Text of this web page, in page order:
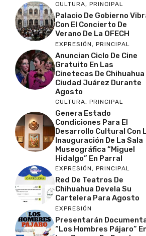
CULTURA, PRINCIPAL
Palacio De Gobierno
Con El Concierto De
Verano De La OFECH
EXPRESIÓN, PRINCIPAL
Anuncian Ciclo De Cine
Gratuito En Las
Cinetecas De Chihuahua
Ciudad Juárez Durante
Agosto
CULTURA, PRINCIPAL
Genera Estado
Condiciones Para El
Desarrollo Cultural Con
Inauguración De La Sala
Museográfica “Miguel
Hidalgo” En Parral
EXPRESIÓN, PRINCIPAL
Red De Teatros De
Chihuahua Devela Su
Cartelera Para Agosto
EXPRESIÓN
Presentarán
“Los Hombres Pájaro”